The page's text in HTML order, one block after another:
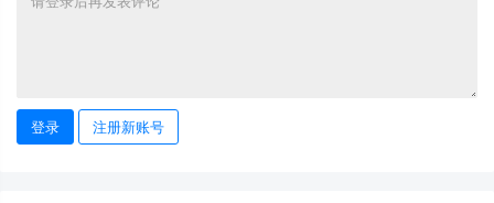
登录 注册新账号